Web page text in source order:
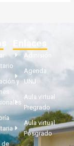
y
de
Enlaces
Admisión
Agenda
UNJ
Aula virtual
Pregrado
Aula virtual
Posgrado